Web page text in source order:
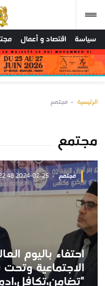
سياسة اقتصاد و أعمال
الرئيسية مجتمع
مجتمع
مجتمع 2024-02-25 11:22:48
احتفاء باليوم
الاجتماعية